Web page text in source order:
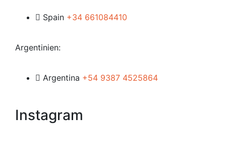
Spain +34 661084410
Argentinien:
Argentina +54 9387 4525864
Instagram